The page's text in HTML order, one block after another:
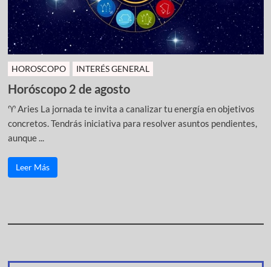
HOROSCOPO INTERÉS GENERAL
Horóscopo 2 de agosto
♈ Aries La jornada te invita a canalizar tu energía en objetivos
concretos. Tendrás iniciativa para resolver asuntos pendientes,
aunque ...
Leer Más